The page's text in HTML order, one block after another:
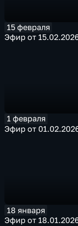
15 февраля
Эфир от
1 февраля
Эфир от
18 января
Эфир от